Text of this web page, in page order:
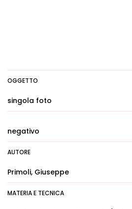
OGGETTO
singola foto
negativo
AUTORE
Primoli, Giuseppe
MATERIA E TECNICA